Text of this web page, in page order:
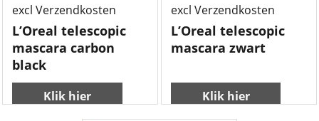
excl Verzendkosten
L’Oreal telescopic
mascara carbon
black
Klik hier
excl Verzendkosten
L’Oreal telescopic
mascara zwart
Klik hier